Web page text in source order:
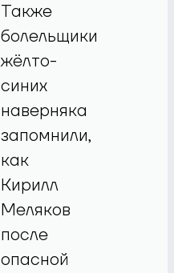
Также
болельщики
жёлто-
синих
наверняка
запомнили,
как
Кирилл
Меляков
после
опасной